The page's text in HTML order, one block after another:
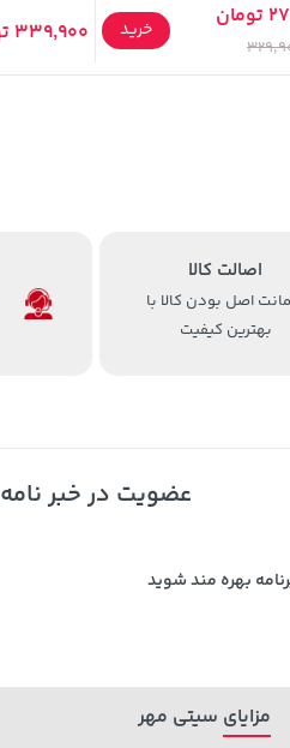
خرید 339,900 تومان
اصالت کالا
اصل بودن کالا با
بهترین کیفیت
عضویت در خبر نامه
بهره مند شوید
مزایای سیتی مهر